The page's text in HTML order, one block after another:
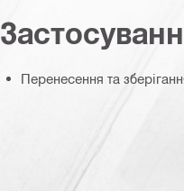
Перенесення та